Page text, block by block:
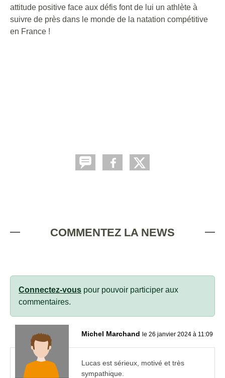
attitude positive face aux défis font de lui un athlète à
suivre de près dans le monde de la natation compétitive
en France !
COMMENTEZ LA NEWS
Connectez-vous pour pouvoir participer aux
commentaires.
Michel Marchand le 26 janvier 2024 à 11:09
Lucas est sérieux, motivé et très
sympathique.